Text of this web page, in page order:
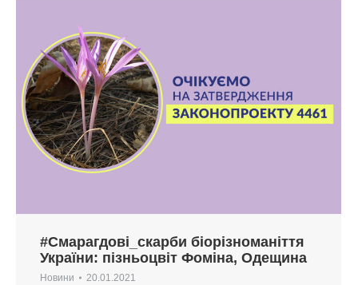
#Смарагдові_скарби біорізноманіття
України: пізньоцвіт Фоміна, Одещина
Новини 20.01.2021